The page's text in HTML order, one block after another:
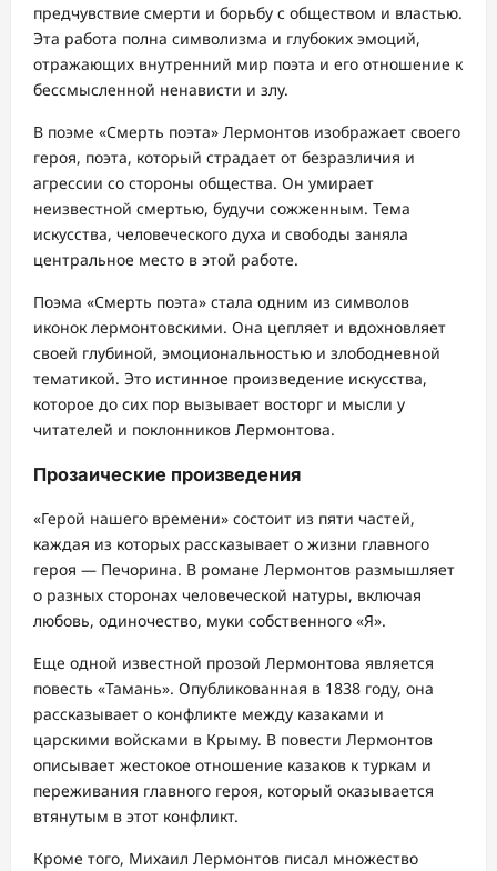
предчувствие смерти и борьбу с обществом и властью.
Эта работа полна символизма и глубоких эмоций,
отражающих внутренний мир поэта и его отношение к
бессмысленной ненависти и злу.
В поэме «Смерть поэта» Лермонтов изображает своего
героя, поэта, который страдает от безразличия и
агрессии со стороны общества. Он умирает
неизвестной смертью, будучи сожженным. Тема
искусства, человеческого духа и свободы заняла
центральное место в этой работе.
Поэма «Смерть поэта» стала одним из символов
иконок лермонтовскими. Она цепляет и вдохновляет
своей глубиной, эмоциональностью и злободневной
тематикой. Это истинное произведение искусства,
которое до сих пор вызывает восторг и мысли у
читателей и поклонников Лермонтова.
Прозаические произведения
«Герой нашего времени» состоит из пяти частей,
каждая из которых рассказывает о жизни главного
героя — Печорина. В романе Лермонтов размышляет
о разных сторонах человеческой натуры, включая
любовь, одиночество, муки собственного «Я».
Еще одной известной прозой Лермонтова является
повесть «Тамань». Опубликованная в 1838 году, она
рассказывает о конфликте между казаками и
царскими войсками в Крыму. В повести Лермонтов
описывает жестокое отношение казаков к туркам и
переживания главного героя, который оказывается
втянутым в этот конфликт.
Кроме того, Михаил Лермонтов писал множество